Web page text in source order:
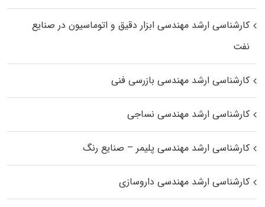
کارشناسی ارشد مهندسی ابزار دقیق و اتوماسیون در صنایع
نفت
کارشناسی ارشد مهندسی بازرسی فنی
کارشناسی ارشد مهندسی نساجی
کارشناسی ارشد مهندسی پلیمر – صنایع رنگ
کارشناسی ارشد مهندسی داروسازی